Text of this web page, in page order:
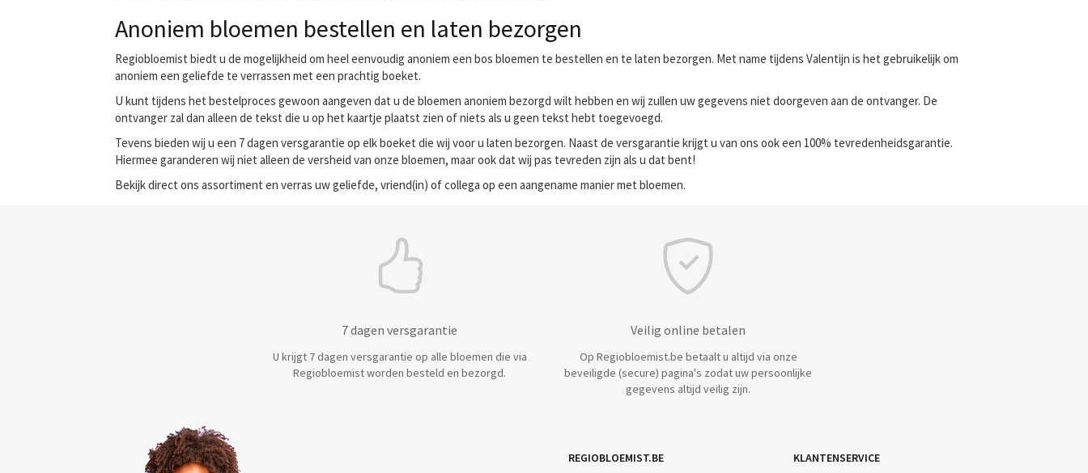
Anoniem bloemen bestellen en laten bezorgen
Regiobloemist biedt u de mogelijkheid om heel eenvoudig anoniem een bos bloemen te bestellen en te laten bezorgen. Met name tijdens Valentijn is het gebruikelijk om
anoniem een geliefde te verrassen met een prachtig boeket.
U kunt tijdens het bestelproces gewoon aangeven dat u de bloemen anoniem bezorgd wilt hebben en wij zullen uw gegevens niet doorgeven aan de ontvanger. De
ontvanger zal dan alleen de tekst die u op het kaartje plaatst zien of niets als u geen tekst hebt toegevoegd.
Tevens bieden wij u een 7 dagen versgarantie op elk boeket die wij voor u laten bezorgen. Naast de versgarantie krijgt u van ons ook een 100% tevredenheidsgarantie.
Hiermee garanderen wij niet alleen de versheid van onze bloemen, maar ook dat wij pas tevreden zijn als u dat bent!
Bekijk direct ons assortiment en verras uw geliefde, vriend(in) of collega op een aangename manier met bloemen.
7 dagen versgarantie
U krijgt 7 dagen versgarantie op alle bloemen die via
Regiobloemist worden besteld en bezorgd.
Veilig online betalen
Op Regiobloemist.be betaalt u altijd via onze
beveiligde (secure) pagina's zodat uw persoonlijke
gegevens altijd veilig zijn.
REGIOBLOEMIST.BE KLANTENSERVICE